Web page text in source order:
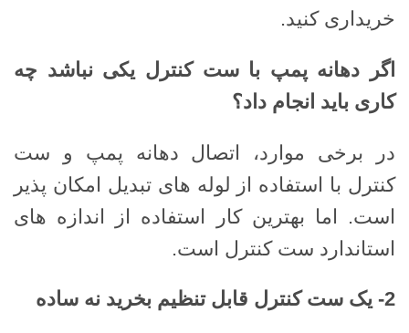
خریداری کنید.
اگر دهانه پمپ با ست کنترل یکی نباشد چه
کاری باید انجام داد؟
در برخی موارد، اتصال دهانه پمپ و ست
کنترل با استفاده از لوله های تبدیل امکان پذیر
است. اما بهترین کار استفاده از اندازه های
استاندارد ست کنترل است.
2- یک ست کنترل قابل تنظیم بخرید نه ساده